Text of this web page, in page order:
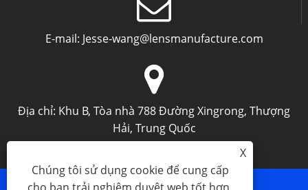
E-mail: Jesse-wang@lensmanufacture.com
Địa chỉ: Khu B, Tòa nhà 788 Đường Xingrong, Thượng
Hải, Trung Quốc
X
Chúng tôi sử dụng cookie để cung cấp